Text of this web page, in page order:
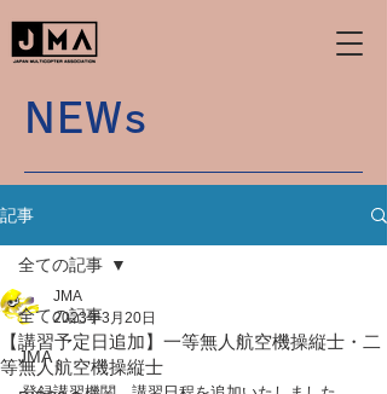
NEWs
記事
全ての記事
JMA
全ての記事
【講習予定日追加】一等無人航空機操縦士・二
等無人航空機操縦士
JMA
2023年3月20日